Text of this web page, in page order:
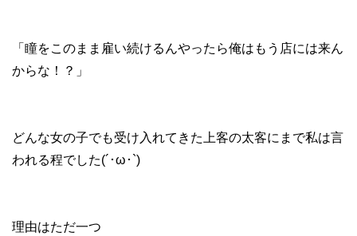
「瞳をこのまま雇い続けるんやったら俺はもう店には来ん
からな！？」
どんな女の子でも受け入れてきた上客の太客にまで私は言
われる程でした(´･ω･`)
理由はただ一つ